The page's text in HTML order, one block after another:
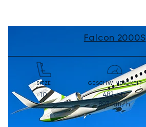
Falcon 2000S
SITZE
10
GESCHWINDIGKEIT
482kts
893km/h